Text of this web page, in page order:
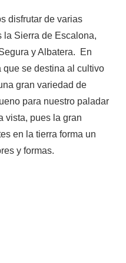
disfrutar de varias
la Sierra de Escalona,
y Albatera. En
que se destina al cultivo
gran variedad de
para nuestro paladar
vista, pues la gran
en la tierra forma un
y formas.